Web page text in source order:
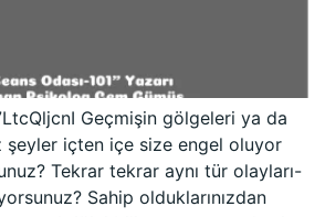
Geçmişin gölgeleri ya da
şeyler içten içe size engel oluyor
Tekrar tekrar aynı tür olayları-
Sahip olduklarınızdan